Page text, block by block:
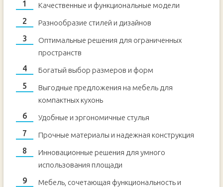
Качественные и функциональные модели
Разнообразие стилей и дизайнов
Оптимальные решения для ограниченных
пространств
Богатый выбор размеров и форм
Выгодные предложения на мебель для
компактных кухонь
Удобные и эргономичные стулья
Прочные материалы и надежная конструкция
Инновационные решения для умного
использования площади
Мебель, сочетающая функциональность и